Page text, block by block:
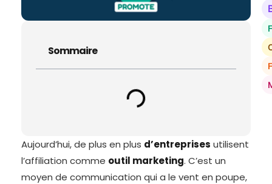
Sommaire
Aujourd’hui, de plus en plus d’entreprises utilisent
l’affiliation comme outil marketing. C’est un
moyen de communication qui a le vent en poupe,